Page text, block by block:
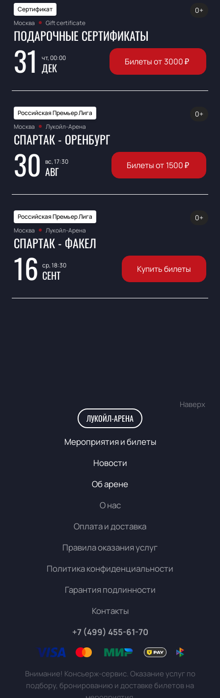
Сертификат
Москва
Gift certificate
ПОДАРОЧНЫЕ СЕРТИФИКАТЫ
31 чт, 00:00
ДЕК
0+
Билеты от 3000₽
Российская Премьер Лига
Москва
Лукойл-Арена
СПАРТАК - ОРЕНБУРГ
30 вс, 17:30
АВГ
0+
Билеты от 1500₽
Российская Премьер Лига
Москва
Лукойл-Арена
СПАРТАК - ФАКЕЛ
16 ср, 18:30
СЕНТ
0+
Купить билеты
Наверх
ЛУКОЙЛ-АРЕНА
Мероприятия и билеты
Новости
Об арене
О нас
Оплата и доставка
Правила оказания услуг
Политика конфиденциальности
Гарантия подлинности
Контакты
+7 (499) 455-61-70
Внимание! Консьерж-сервис. Оказание услуг по
подбору, бронированию и доставке билетов на